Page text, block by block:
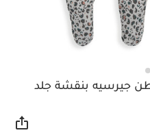
جيرسيه بنقشة جلد